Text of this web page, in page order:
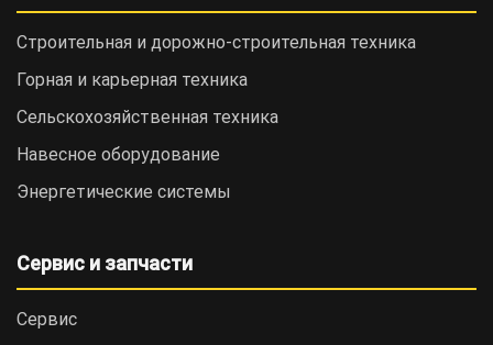
Строительная и дорожно-cтроительная техника
Горная и карьерная техника
Сельскохозяйственная техника
Навесное оборудование
Энергетические системы
Сервис и запчасти
Сервис